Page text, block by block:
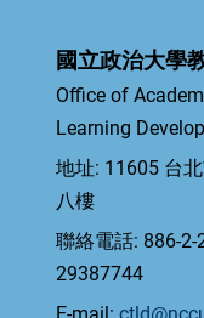
國立政治大學
Office of
Learning
地址: 11605 台
八樓
聯絡電話: 886-
29387744
E-mail: